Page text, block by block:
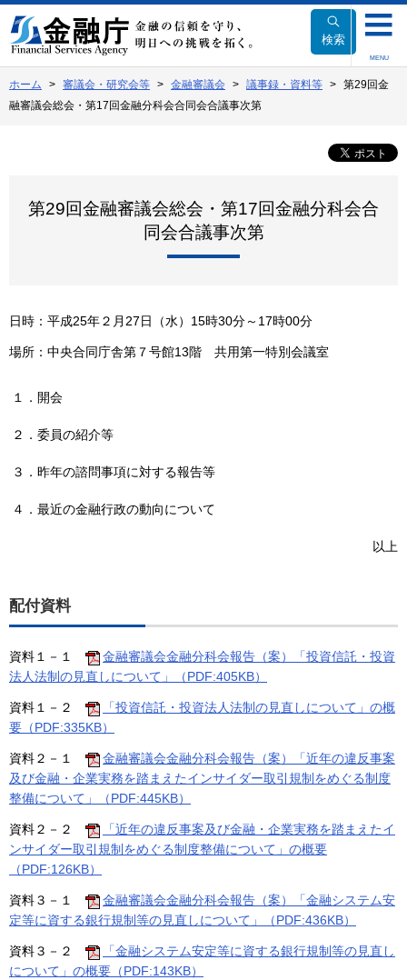
文
へ
動
検索
MENU
ホーム 審議会・研究会等 金融審議会 議事録・資料等
第29回金
融審議会総会・第17回金融分科会合同会合議事次第
第29回金融審議会総会・第17回金融分科会合
同会合議事次第
日時：平成25年２月27日（水）15時30分～17時00分
場所：中央合同庁舎第７号館13階 共用第一特別会議室
１．開会
２．委員の紹介等
３．昨年の諮問事項に対する報告等
４．最近の金融行政の動向について
以上
配付資料
資料１－１
金融審議会金融分科会報告（案）「投資信託・投資
法人法制の見直しについて」（PDF:405KB）
資料１－２
「投資信託・投資法人法制の見直しについて」の概
要（PDF:335KB）
資料２－１
金融審議会金融分科会報告（案）「近年の違反事案
及び金融・企業実務を踏まえたインサイダー取引規制をめぐる制度
整備について」（PDF:445KB）
資料２－２
「近年の違反事案及び金融・企業実務を踏まえたイ
ンサイダー取引規制をめぐる制度整備について」の概要
（PDF:126KB）
資料３－１
金融審議会金融分科会報告（案）「金融システム安
定等に資する銀行規制等の見直しについて」（PDF:436KB）
資料３－２
「金融システム安定等に資する銀行規制等の見直し
について」の概要（PDF:143KB）